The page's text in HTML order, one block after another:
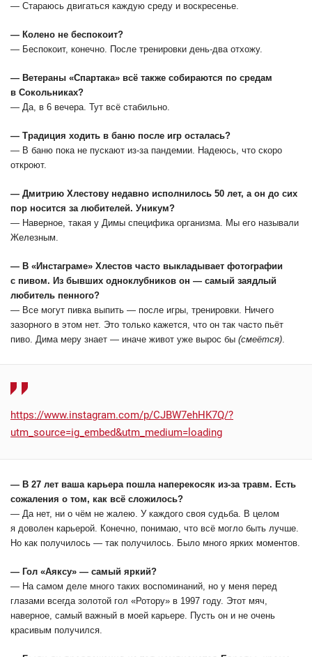
— Стараюсь двигаться каждую среду и воскресенье.
— Колено не беспокоит?
— Беспокоит, конечно. После тренировки день-два отхожу.
— Ветераны «Спартака» всё также собираются по средам
в Сокольниках?
— Да, в 6 вечера. Тут всё стабильно.
— Традиция ходить в баню после игр осталась?
— В баню пока не пускают из-за пандемии. Надеюсь, что скоро
откроют.
— Дмитрию Хлестову недавно исполнилось 50 лет, а он до сих
пор носится за любителей. Уникум?
— Наверное, такая у Димы специфика организма. Мы его называли
Железным.
— В «Инстаграме» Хлестов часто выкладывает фотографии
с пивом. Из бывших одноклубников он — самый заядлый
любитель пенного?
— Все могут пивка выпить — после игры, тренировки. Ничего
зазорного в этом нет. Это только кажется, что он так часто пьёт
пиво. Дима меру знает — иначе живот уже вырос бы (смеётся).
https://www.instagram.com/p/CJBW7ehHK7Q/?
utm_source=ig_embed&utm_medium=loading
— В 27 лет ваша карьера пошла наперекосяк из-за травм. Есть
сожаления о том, как всё сложилось?
— Да нет, ни о чём не жалею. У каждого своя судьба. В целом
я доволен карьерой. Конечно, понимаю, что всё могло быть лучше.
Но как получилось — так получилось. Было много ярких моментов.
— Гол «Аяксу» — самый яркий?
— На самом деле много таких воспоминаний, но у меня перед
глазами всегда золотой гол «Ротору» в 1997 году. Этот мяч,
наверное, самый важный в моей карьере. Пусть он и не очень
красивым получился.